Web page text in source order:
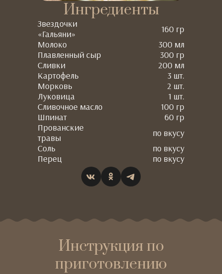
Ингредиенты
Звездочки
«Гальяни»
160 гр
Молоко
300 мл
Плавленный сыр
300 гр
Сливки
200 мл
Картофель
3 шт.
Морковь
2 шт.
Луковица
1 шт.
Сливочное масло
100 гр
Шпинат
60 гр
Прованские
травы
по вкусу
Соль
по вкусу
Перец
по вкусу
Инструкция по
приготовлению